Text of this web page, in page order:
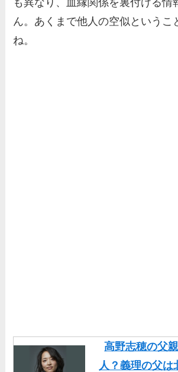
も異なり、血縁関係を裏付ける情
ん。あくまで他人の空似というこ
ね。
高野志穂の父
人？義理の父は